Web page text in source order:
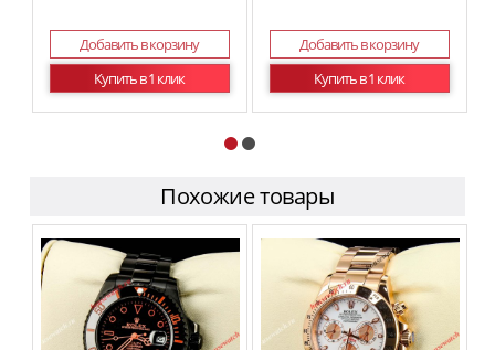
Добавить в корзину
Купить в 1 клик
Добавить в корзину
Купить в 1 клик
Похожие товары